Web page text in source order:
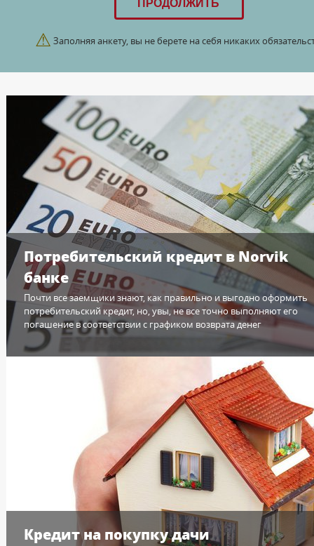
⚠ Заполняя анкету, вы не берете на себя никаких
Потребительский кредит в Norvik
банке
Почти все заемщики знают, как правильно и выгодно оформить
потребительский кредит, но, увы, не все точно выполняют его
погашение в соответствии с графиком возврата денег
Кредит на покупку дачи